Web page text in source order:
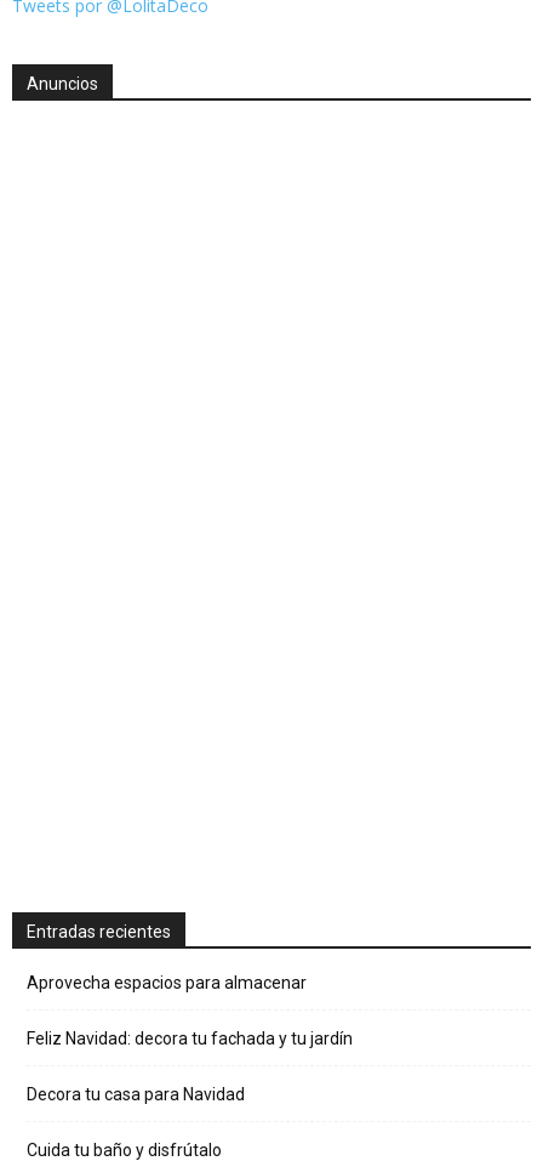
Tweets por @LolitaDeco
Anuncios
Entradas recientes
Aprovecha espacios para almacenar
Feliz Navidad: decora tu fachada y tu jardín
Decora tu casa para Navidad
Cuida tu baño y disfrútalo